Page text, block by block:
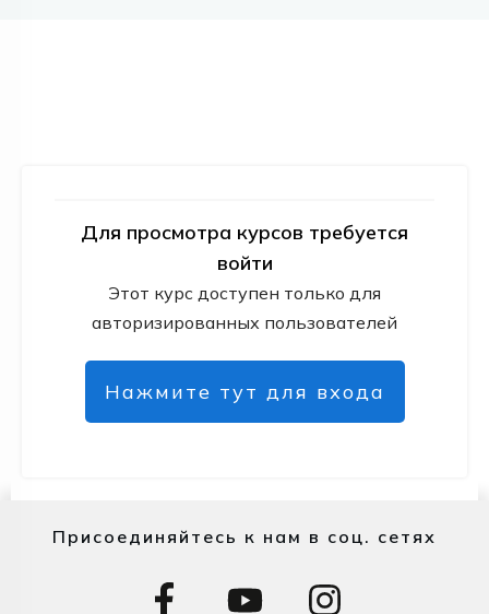
Для просмотра курсов требуется
войти
Этот курс доступен только для
авторизированных пользователей
Нажмите тут для входа
Присоединяйтесь к нам в соц. сетях